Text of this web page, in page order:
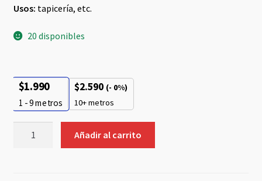
Usos: tapicería, etc.
20 disponibles
$1.990
1 - 9metros
$2.590 (- 0%)
10+ metros
Añadir al carrito